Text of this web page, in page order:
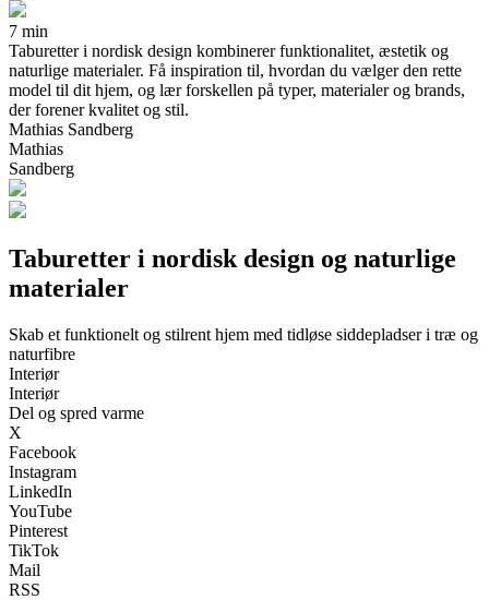
7 min
Taburetter i nordisk design kombinerer funktionalitet, æstetik og
naturlige materialer. Få inspiration til, hvordan du vælger den rette
model til dit hjem, og lær forskellen på typer, materialer og brands,
der forener kvalitet og stil.
Mathias Sandberg
Mathias
Sandberg
Taburetter i nordisk design og naturlige
materialer
Skab et funktionelt og stilrent hjem med tidløse siddepladser i træ og
naturfibre
Interiør
Interiør
Del og spred varme
X
Facebook
Instagram
LinkedIn
YouTube
Pinterest
TikTok
Mail
RSS